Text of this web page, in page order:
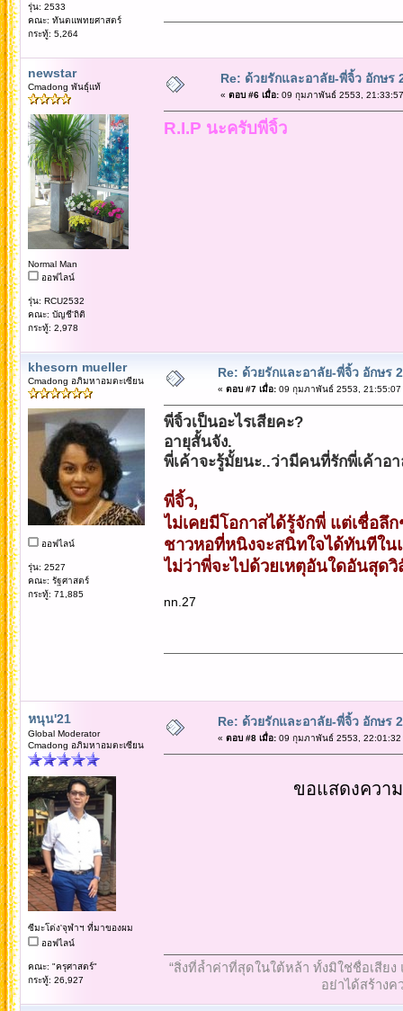
รุ่น: 2533
คณะ: ทันตแพทยศาสตร์
กระทู้: 5,264
newstar
Cmadong พันธุ์แท้
Normal Man
ออฟไลน์
รุ่น: RCU2532
คณะ: บัญชี'ถิติ
กระทู้: 2,978
Re: ด้วยรักและอาลัย-พี่จิ้ว อักษร
« ตอบ #6 เมื่อ:09 กุมภาพันธ์ 2553,
R.I.P นะครับพี่จิ้ว
khesorn mueller
Cmadong อภิมหาอมตะเซียน
ออฟไลน์
รุ่น: 2527
คณะ: รัฐศาสตร์
กระทู้: 71,885
Re: ด้วยรักและอาลัย-พี่จิ้ว อักษร
« ตอบ #7 เมื่อ:09 กุมภาพันธ์ 2553, 21:55:07
พี่จิ้วเป็นอะไรเสียคะ?
อายุสั้นจัง.
พี่เค้าจะรู้มั้ยนะ..ว่ามีคนที่รักพี่เค้าอ
พี่จิ้ว,
ไม่เคยมีโอกาสได้รู้จักพี่ แต่เชื่อลึ
ชาวหอที่หนิงจะสนิทใจได้ทันทีใน
ไม่ว่าพี่จะไปด้วยเหตุอันใดอันสุด
nn.27
หนุน'21
Global Moderator
Cmadong อภิมหาอมตะเซียน
ซีมะโด่ง'จุฬาฯ ที่มาของผม
ออฟไลน์
คณะ: "ครุศาสตร์"
กระทู้: 26,927
Re: ด้วยรักและอาลัย-พี่จิ้ว อักษร
« ตอบ #8 เมื่อ:09 กุมภาพันธ์ 2553, 22:01:32
ขอแสดงควา
“สิ่งที่ล้ำค่าที่สุดในใต้หล้า ทั้งมิใช่ชื่อเสีย
อย่าได้สร้างค